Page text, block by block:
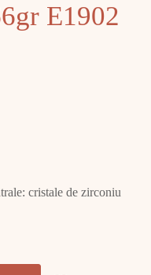
E1902
cristale de zirconiu